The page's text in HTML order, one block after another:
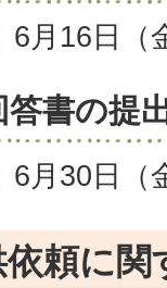
6月16日（
書の提
6月30日（
依頼に